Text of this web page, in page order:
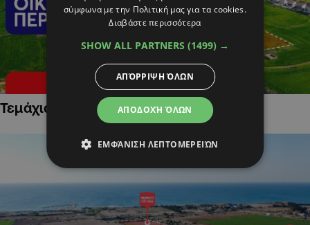
Τεμάχια Γης σε Οικιστικές Περιοχές
σύμφωνα με την Πολιτική μας για τα cookies.
Διαβάστε περισσότερα
SHOW ALL PARTNERS (1499) →
ΑΠΟΔΟΧΉ ΌΛΩΝ
ΑΠΌΡΡΙΨΗ ΌΛΩΝ
ΕΜΦΆΝΙΣΗ ΛΕΠΤΟΜΕΡΕΙΏΝ